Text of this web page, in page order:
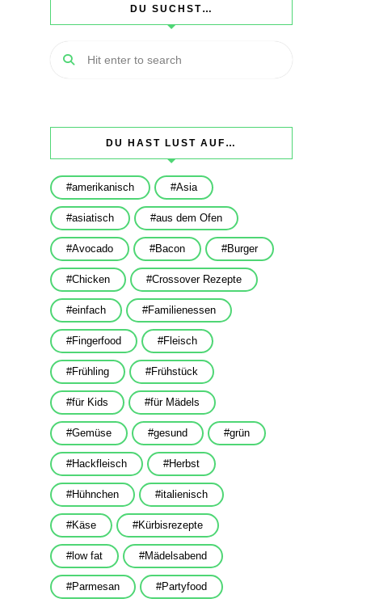
DU SUCHST…
DU HAST LUST AUF…
amerikanisch Asia
asiatisch aus dem Ofen
Avocado Bacon Burger
Chicken Crossover Rezepte
einfach Familienessen
Fingerfood Fleisch
Frühling Frühstück
für Kids für Mädels
Gemüse gesund grün
Hackfleisch Herbst
Hühnchen italienisch
Käse Kürbisrezepte
low fat Mädelsabend
Parmesan Partyfood